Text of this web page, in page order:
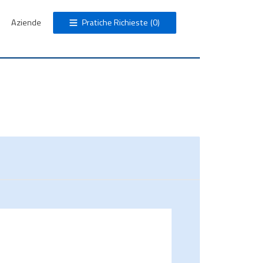
Aziende Pratiche Richieste (0)